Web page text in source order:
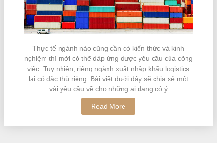
Thực tế ngành nào cũng cần có kiến thức và kinh
nghiệm thì mới có thể đáp ứng được yêu cầu của công
việc. Tuy nhiên, riêng ngành xuất nhập khẩu logistics
lại có đặc thù riêng. Bài viết dưới đây sẽ chia sẻ một
vài yêu cầu về cho những ai đang có ý
Read More